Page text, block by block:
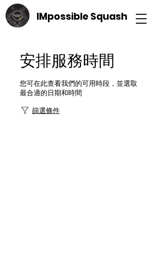
IMpossible Squash
安排服務時間
您可在此查看我們的可用時段，並選取
最合適的日期和時間
篩選條件